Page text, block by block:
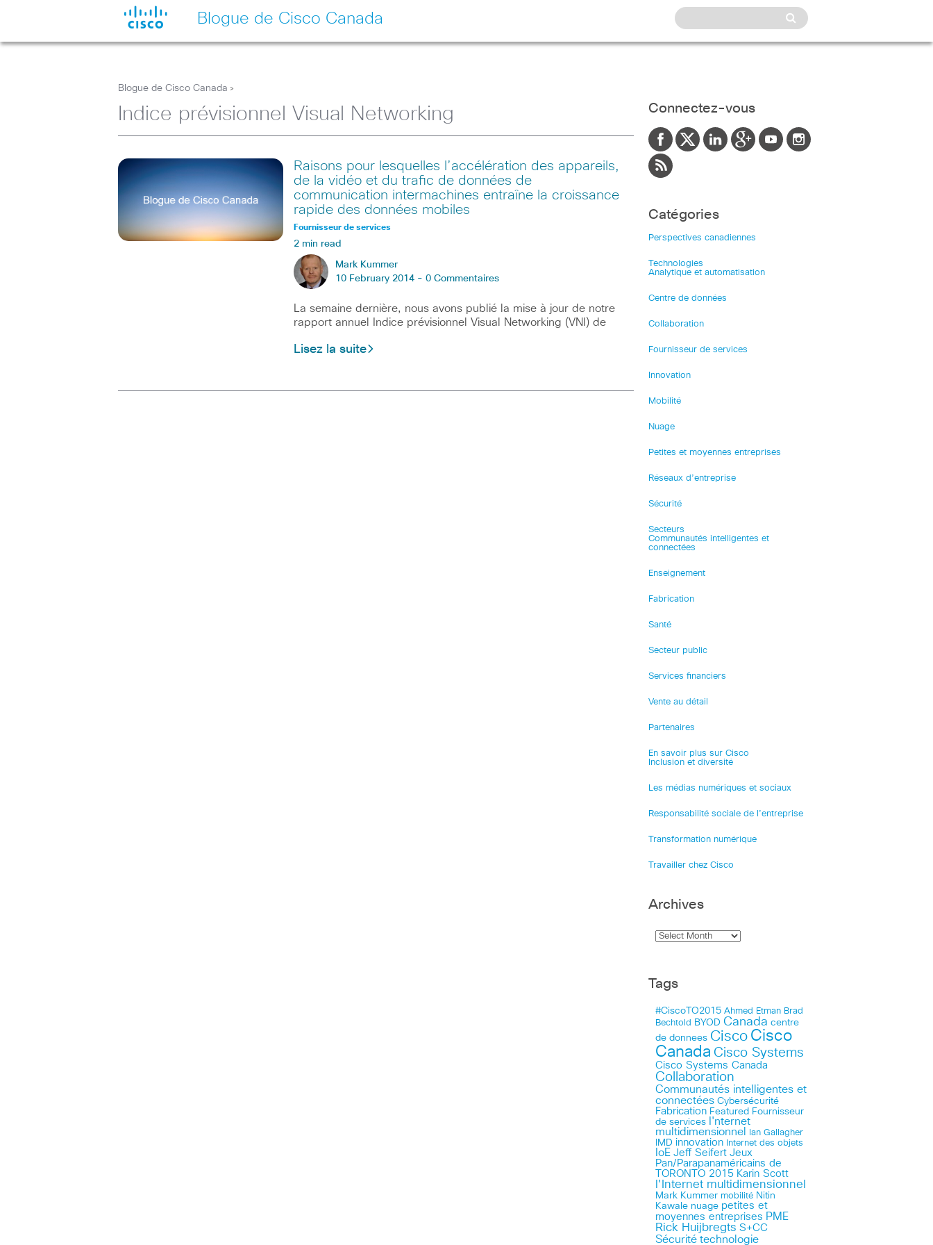
Blogue de Cisco Canada
Blogue de Cisco Canada >
Indice prévisionnel Visual Networking
Raisons pour lesquelles l’accélération des appareils,
de la vidéo et du trafic de données de
communication intermachines entraîne la croissance
rapide des données mobiles
Fournisseur de services
2 min read
Mark Kummer
10 February 2014 - 0 Commentaires
La semaine dernière, nous avons publié la mise à jour de notre
rapport annuel Indice prévisionnel Visual Networking (VNI) de
Lisez la suite
Connectez-vous
Catégories
Perspectives canadiennes
Technologies
Analytique et automatisation
Centre de données
Collaboration
Fournisseur de services
Innovation
Mobilité
Nuage
Petites et moyennes entreprises
Réseaux d’entreprise
Sécurité
Secteurs
Communautés intelligentes et
connectées
Enseignement
Fabrication
Santé
Secteur public
Services financiers
Vente au détail
Partenaires
En savoir plus sur Cisco
Inclusion et diversité
Les médias numériques et sociaux
Responsabilité sociale de l’entreprise
Transformation numérique
Travailler chez Cisco
Archives
Tags
#CiscoTO2015 Ahmed Etman Brad
Bechtold
BYOD Canada centre
de donnees Cisco Cisco
Canada Cisco Systems
Cisco Systems Canada
Collaboration
Communautés intelligentes et
connectées Cybersécurité
Fabrication Featured Fournisseur
de services
I'nternet
multidimensionnel
Ian Gallagher
IMD innovation Internet des objets
IoE Jeff Seifert Jeux
Pan/Parapanaméricains de
TORONTO 2015 Karin Scott
l'Internet multidimensionnel
Mark Kummer mobilité Nitin
Kawale nuage petites et
moyennes entreprises PME
Rick Huijbregts S+CC
Sécurité technologie